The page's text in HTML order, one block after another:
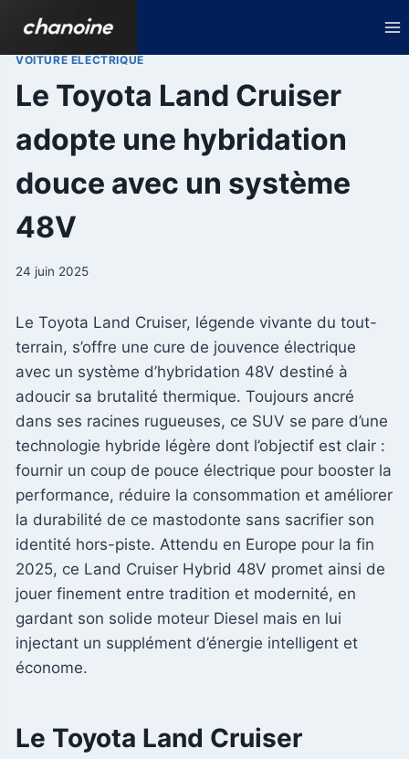
contenu
VOITURE ELECTRIQUE
Le Toyota Land Cruiser
adopte une hybridation
douce avec un système
48V
24 juin 2025
Le Toyota Land Cruiser, légende vivante du tout-
terrain, s’offre une cure de jouvence électrique
avec un système d’hybridation 48V destiné à
adoucir sa brutalité thermique. Toujours ancré
dans ses racines rugueuses, ce SUV se pare d’une
technologie hybride légère dont l’objectif est clair :
fournir un coup de pouce électrique pour booster la
performance, réduire la consommation et améliorer
la durabilité de ce mastodonte sans sacrifier son
identité hors-piste. Attendu en Europe pour la fin
2025, ce Land Cruiser Hybrid 48V promet ainsi de
jouer finement entre tradition et modernité, en
gardant son solide moteur Diesel mais en lui
injectant un supplément d’énergie intelligent et
économe.
Le Toyota Land Cruiser